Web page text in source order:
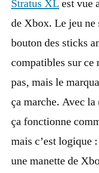
Stratus XLest vue
de Xbox. Le jeu
bouton des sticks
compatibles sur ce
pas, mais le
ça marche. Avec la
ça fonctionne
mais c’est logique
une manette de